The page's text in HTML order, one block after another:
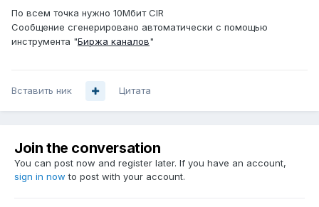
По всем точка нужно 10Мбит CIR
Сообщение сгенерировано автоматически с помощью
инструмента "Биржа каналов"
Вставить ник Цитата
Join the conversation
You can post now and register later. If you have an account,
sign in now to post with your account.